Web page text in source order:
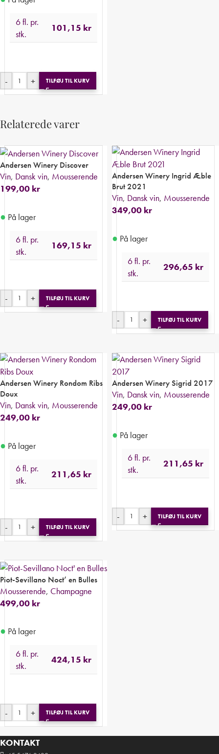
6 fl. pr.
stk.
101,15 kr
- + TILFØJ TIL KURV
Relaterede varer
Andersen Winery Discover
Vin, Dansk vin, Mousserende
199,00 kr
● På lager
6 fl. pr.
stk.
169,15 kr
- + TILFØJ TIL KURV
Andersen Winery Ingrid Æble
Brut 2021
Vin, Dansk vin, Mousserende
349,00 kr
● På lager
6 fl. pr.
stk.
296,65 kr
- + TILFØJ TIL KURV
Andersen Winery Rondom Ribs
Doux
Vin, Dansk vin, Mousserende
249,00 kr
● På lager
6 fl. pr.
stk.
211,65 kr
- + TILFØJ TIL KURV
Andersen Winery Sigrid 2017
Vin, Dansk vin, Mousserende
249,00 kr
● På lager
6 fl. pr.
stk.
211,65 kr
- + TILFØJ TIL KURV
Piot-Sevillano Noct’ en Bulles
Mousserende, Champagne
499,00 kr
● På lager
6 fl. pr.
stk.
424,15 kr
- + TILFØJ TIL KURV
KONTAKT